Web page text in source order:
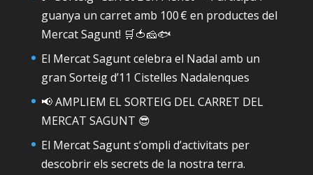
guanya un carret amb 100 € en productes del
Mercat Sagunt! 🛒🍅🧀🐟
El Mercat Sagunt celebra el Nadal amb un
gran Sorteig d’11 Cistelles Nadalenques
📢 AMPLIEM EL SORTEIG DEL CARRET DEL
MERCAT SAGUNT 😎
El Mercat Sagunt s’ompli d’activitats per
descobrir els secrets de la nostra terra.